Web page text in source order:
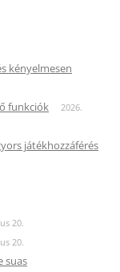
kényelmesen
funkciók
2026.
játékhozzáférés
20.
20.
suas